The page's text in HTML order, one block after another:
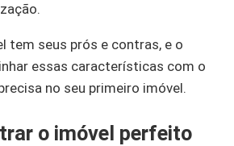
tem seus prós e contras, e o
essas características com o
no seu primeiro imóvel.
o imóvel perfeito